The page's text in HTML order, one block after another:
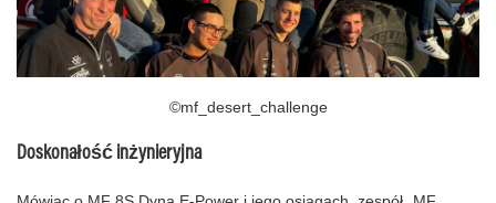
©mf_desert_challenge
Doskonałość inżynieryjna